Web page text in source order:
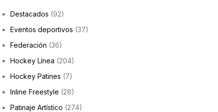
Destacados (92)
Eventos deportivos (37)
Federación (36)
Hockey Línea (204)
Hockey Patines (7)
Inline Freestyle (28)
Patinaje Artístico (274)